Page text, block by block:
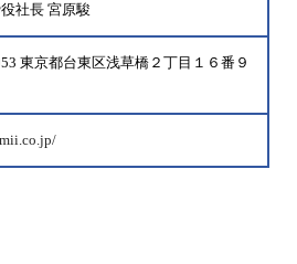
社長 宮原駿
東京都台東区浅草橋２丁目１６番９